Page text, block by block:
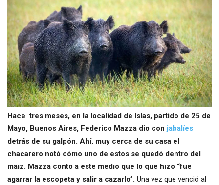
Hace tres meses, en la localidad de Islas, partido de 25 de
Mayo, Buenos Aires, Federico Mazza dio con jabalíes
detrás de su galpón. Ahí, muy cerca de su casa el
chacarero notó cómo uno de estos se quedó dentro del
maíz. Mazza contó a este medio que lo que hizo “fue
agarrar la escopeta y salir a cazarlo”. Una vez que venció al